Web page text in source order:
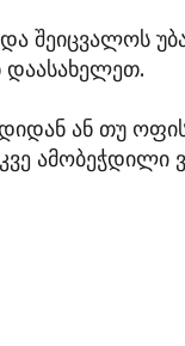
შეიცვალოს
დაასახელეთ.
ან თუ
ამობეჭდილი